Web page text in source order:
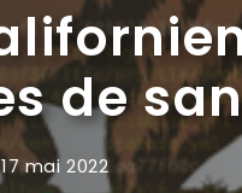
de
17 mai 2022